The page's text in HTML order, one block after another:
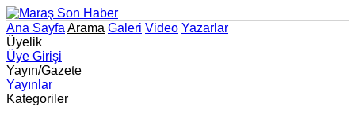
Ana Sayfa Arama Galeri Video Yazarlar
Üyelik
Üye Girişi
Yayın/Gazete
Yayınlar
Kategoriler